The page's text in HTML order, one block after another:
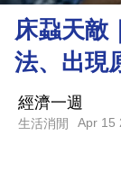
床蝨天敵
法、出現
經濟一週
生活消閒 Apr 15